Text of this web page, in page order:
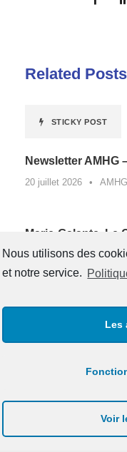
Nous utilisons des
et notre service.
Les
Voir
Related Posts
STICKY POST
Newsletter AMHG
20 juillet 2026 • AMHG
Marie-Galante. Le
lauréat de
national contre la
AMHG
« Un père, une